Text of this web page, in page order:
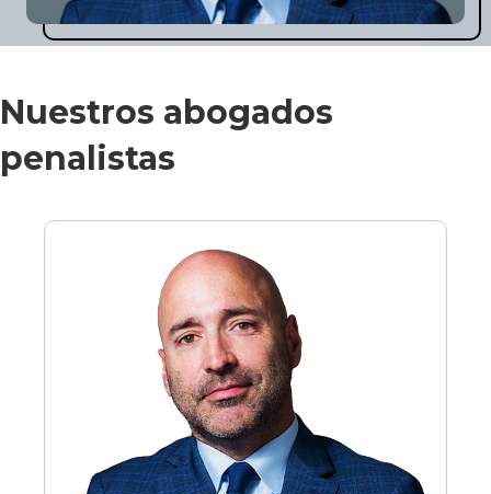
Nuestros abogados
penalistas